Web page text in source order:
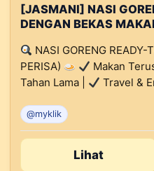
[JASMANI] NASI
DENGAN BEKAS
NASI GORENG
PERISA)
Makan
Tahan Lama |
Travel &
@myklik
Lihat